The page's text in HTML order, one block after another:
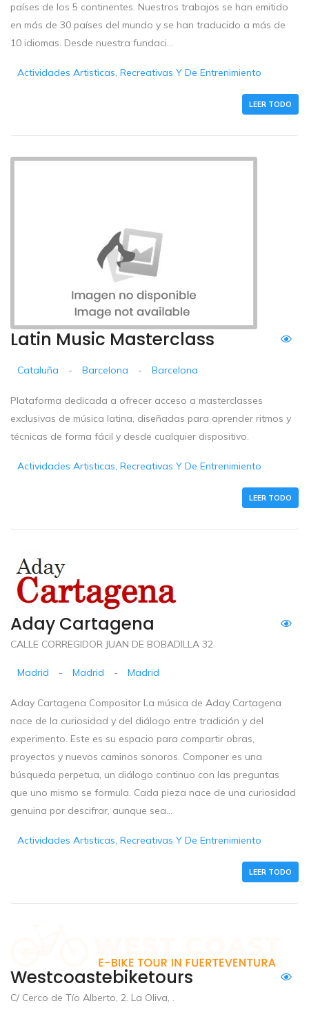
países de los 5 continentes. Nuestros trabajos se han emitido
en más de 30 países del mundo y se han traducido a más de
10 idiomas. Desde nuestra fundaci...
Actividades Artisticas, Recreativas Y De Entrenimiento
LEER TODO
Latin Music Masterclass
Cataluña - Barcelona - Barcelona
Plataforma dedicada a ofrecer acceso a masterclasses
exclusivas de música latina, diseñadas para aprender ritmos y
técnicas de forma fácil y desde cualquier dispositivo.
Actividades Artisticas, Recreativas Y De Entrenimiento
LEER TODO
Aday Cartagena
CALLE CORREGIDOR JUAN DE BOBADILLA 32
Madrid - Madrid - Madrid
Aday Cartagena Compositor La música de Aday Cartagena
nace de la curiosidad y del diálogo entre tradición y del
experimento. Este es su espacio para compartir obras,
proyectos y nuevos caminos sonoros. Componer es una
búsqueda perpetua, un diálogo continuo con las preguntas
que uno mismo se formula. Cada pieza nace de una curiosidad
genuina por descifrar, aunque sea...
Actividades Artisticas, Recreativas Y De Entrenimiento
LEER TODO
Westcoastebiketours
C/ Cerco de Tío Alberto, 2. La Oliva, .